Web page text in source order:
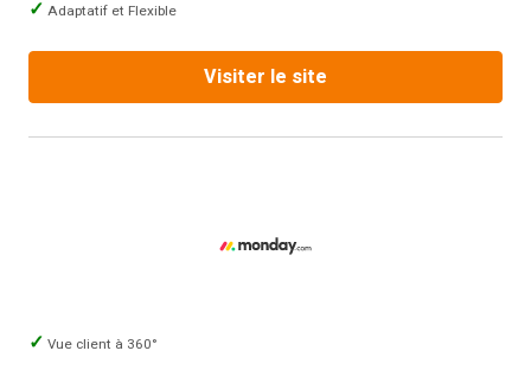
Adaptatif et Flexible
Visiter le site
Vue client à 360°